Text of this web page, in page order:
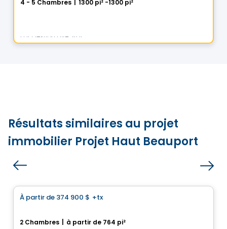
4 - 5 Chambres 1300 pi² -1300 pi²
Par Gestion Five Star
Résultats similaires au projet
immobilier Projet Haut Beauport
À partir de 374 900 $ +tx
2 Chambres à partir de 764 pi²